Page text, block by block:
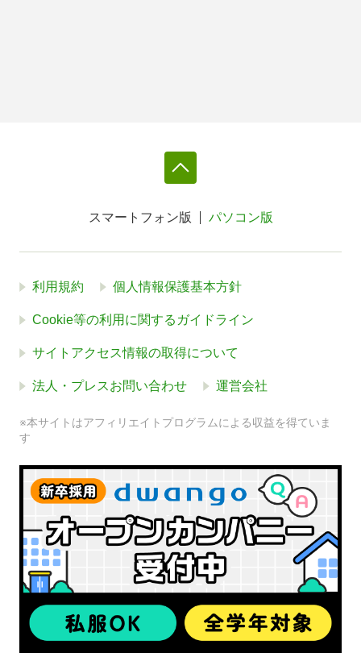
スマートフォン版 パソコン版
利用規約 個人情報保護基本方針
Cookie等の利用に関するガイドライン
サイトアクセス情報の取得について
法人・プレスお問い合わせ 運営会社
※本サイトはアフィリエイトプログラムによる収益を得ていま
す